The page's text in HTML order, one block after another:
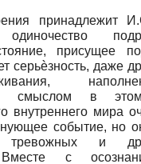
принадлежит
одиночество
присущее
серьѐзность, даже
смыслом в
внутреннего мира
событие, но
и
Вместе с